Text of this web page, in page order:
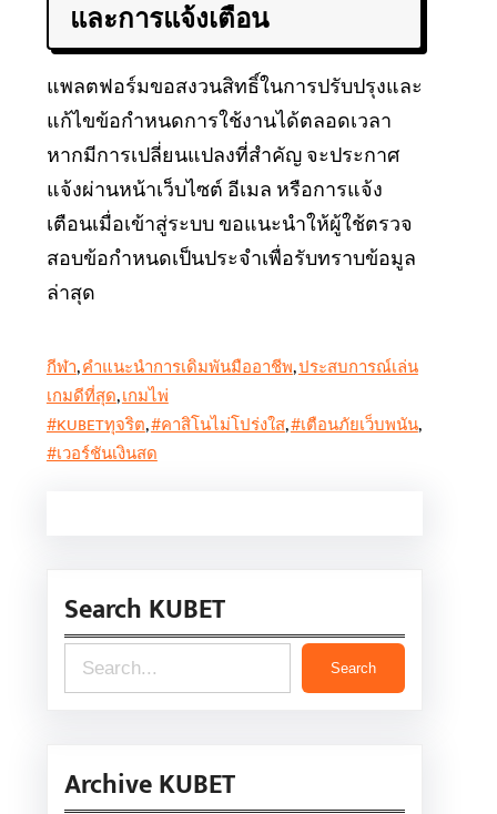
และการแจ้งเตือน
แพลตฟอร์มขอสงวนสิทธิ์ในการปรับปรุงและ
แก้ไขข้อกำหนดการใช้งานได้ตลอดเวลา
หากมีการเปลี่ยนแปลงที่สำคัญ จะประกาศ
แจ้งผ่านหน้าเว็บไซต์ อีเมล หรือการแจ้ง
เตือนเมื่อเข้าสู่ระบบ ขอแนะนำให้ผู้ใช้ตรวจ
สอบข้อกำหนดเป็นประจำเพื่อรับทราบข้อมูล
ล่าสุด
กีฬา, คำแนะนำการเดิมพันมืออาชีพ, ประสบการณ์เล่น
เกมดีที่สุด, เกมไพ่
#KUBETทุจริต, #คาสิโนไม่โปร่งใส, #เตือนภัยเว็บพนัน,
#เวอร์ชันเงินสด
Search KUBET
e
c
Search
Archive KUBET